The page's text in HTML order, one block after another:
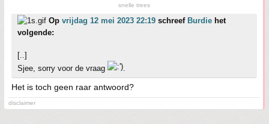
snelle trees
Op vrijdag 12 mei 2023 22:19 schreef Burdie het
volgende:
[..]
Sjee, sorry voor de vraag
.
Het is toch geen raar antwoord?
disclaimer